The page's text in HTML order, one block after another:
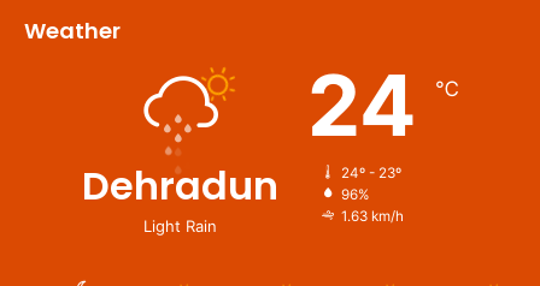
Weather
Dehradun
Light Rain
24 ℃
24º - 23º
96%
1.63 km/h